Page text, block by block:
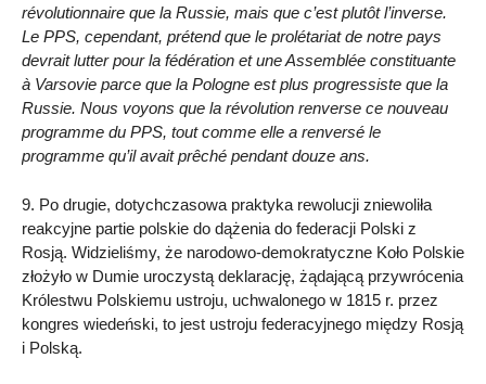
révolutionnaire que la Russie, mais que c’est plutôt l’inverse.
Le PPS, cependant, prétend que le prolétariat de notre pays
devrait lutter pour la fédération et une Assemblée constituante
à Varsovie parce que la Pologne est plus progressiste que la
Russie. Nous voyons que la révolution renverse ce nouveau
programme du PPS, tout comme elle a renversé le
programme qu’il avait prêché pendant douze ans.
9. Po drugie, dotychczasowa praktyka rewolucji zniewoliła
reakcyjne partie polskie do dążenia do federacji Polski z
Rosją. Widzieliśmy, że narodowo-demokratyczne Koło Polskie
złożyło w Dumie uroczystą deklarację, żądającą przywrócenia
Królestwu Polskiemu ustroju, uchwalonego w 1815 r. przez
kongres wiedeński, to jest ustroju federacyjnego między Rosją
i Polską.